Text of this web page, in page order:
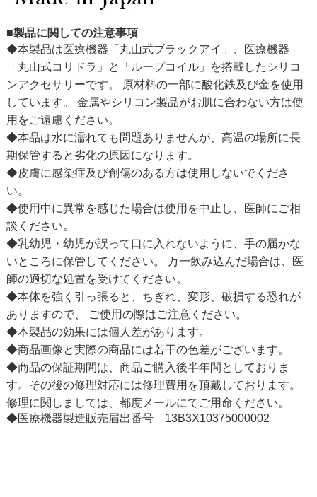
■製品に関しての注意事項
◆本製品は医療機器「丸山式ブラックアイ」、医療機器
「丸山式コリドラ」と「ループコイル」を搭載したシリコ
ンアクセサリーです。 原材料の一部に酸化鉄及び金を使用
しています。 金属やシリコン製品がお肌に合わない方は使
用をご遠慮ください。
◆本品は水に濡れても問題ありませんが、高温の場所に長
期保管すると劣化の原因になります。
◆皮膚に感染症及び創傷のある方は使用しないでくださ
い。
◆使用中に異常を感じた場合は使用を中止し、医師にご相
談ください。
◆乳幼児・幼児が誤って口に入れないように、手の届かな
いところに保管してください。 万一飲み込んだ場合は、医
師の適切な処置を受けてください。
◆本体を強く引っ張ると、ちぎれ、変形、破損する恐れが
ありますので、 ご使用の際はご注意ください。
◆本製品の効果には個人差があります。
◆商品画像と実際の商品には若干の色差がございます。
◆商品の保証期間は、商品ご購入後半年間としておりま
す。その後の修理対応には修理費用を頂戴しております。
修理に関しましては、都度メールにてご用命ください。
◆医療機器製造販売届出番号 13B3X10375000002